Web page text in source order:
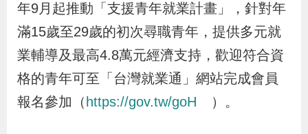
民
服
務
業
年9月起推動「支援青年就業計畫」，針對年
滿15歲至29歲的初次尋職青年，提供多元就
業輔導及最高4.8萬元經濟支持，歡迎符合資
格的青年可至「台灣就業通」網站完成會員
報名參加（ https://gov.tw/goH ）。